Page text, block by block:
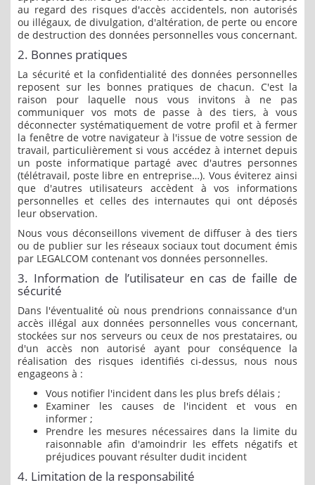
au regard des risques d'accès accidentels, non autorisés
ou illégaux, de divulgation, d'altération, de perte ou encore
de destruction des données personnelles vous concernant.
2. Bonnes pratiques
La sécurité et la confidentialité des données personnelles
reposent sur les bonnes pratiques de chacun. C'est la
raison pour laquelle nous vous invitons à ne pas
communiquer vos mots de passe à des tiers, à vous
déconnecter systématiquement de votre profil et à fermer
la fenêtre de votre navigateur à l'issue de votre session de
travail, particulièrement si vous accédez à internet depuis
un poste informatique partagé avec d'autres personnes
(télétravail, poste libre en entreprise…). Vous éviterez ainsi
que d'autres utilisateurs accèdent à vos informations
personnelles et celles des internautes qui ont déposés
leur observation.
Nous vous déconseillons vivement de diffuser à des tiers
ou de publier sur les réseaux sociaux tout document émis
par LEGALCOM contenant vos données personnelles.
3. Information de l’utilisateur en cas de faille de
sécurité
Dans l'éventualité où nous prendrions connaissance d'un
accès illégal aux données personnelles vous concernant,
stockées sur nos serveurs ou ceux de nos prestataires, ou
d'un accès non autorisé ayant pour conséquence la
réalisation des risques identifiés ci-dessus, nous nous
engageons à :
Vous notifier l'incident dans les plus brefs délais ;
Examiner les causes de l'incident et vous en
informer ;
Prendre les mesures nécessaires dans la limite du
raisonnable afin d'amoindrir les effets négatifs et
préjudices pouvant résulter dudit incident
4. Limitation de la responsabilité